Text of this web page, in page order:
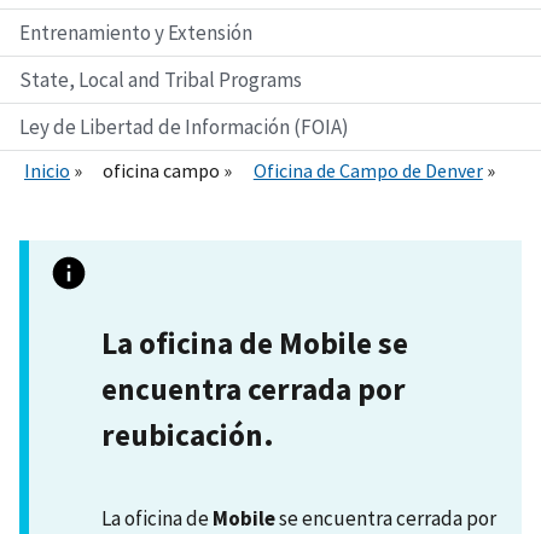
Entrenamiento y Extensión
State, Local and Tribal Programs
Ley de Libertad de Información (FOIA)
Inicio oficina campo Oficina de Campo de Denver
La oficina de Mobile se
encuentra cerrada por
reubicación.
La oficina deMobilese encuentra cerrada por